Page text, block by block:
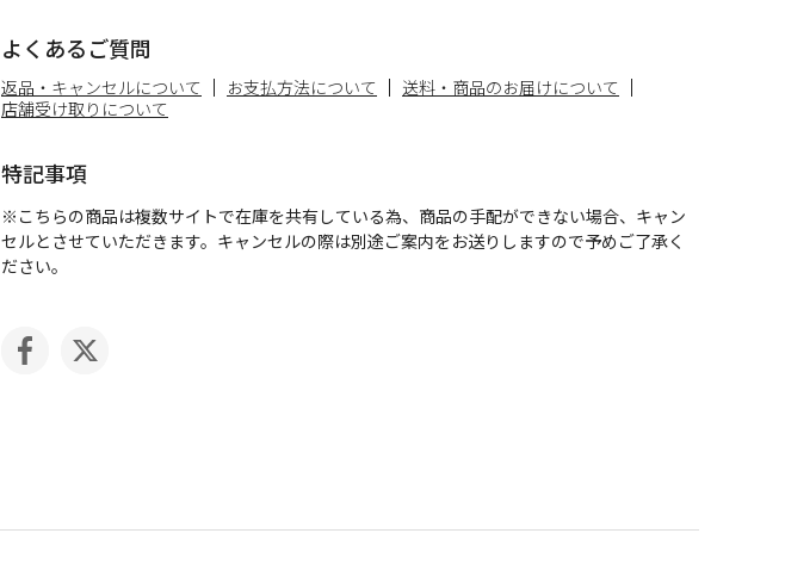
よくあるご質問
返品・キャンセルについて お支払方法について
送料・商品のお届けについて
店舗受け取りについて
特記事項
※こちらの商品は複数サイトで在庫を共有している為、商品の手配ができない場合、キャン
セルとさせていただきます。キャンセルの際は別途ご案内をお送りしますので予めご了承く
ださい。